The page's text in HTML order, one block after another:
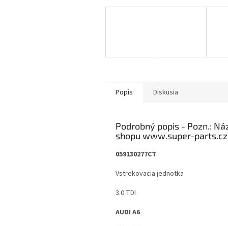
Popis Diskusia
Podrobný popis
059130277CT
Vstrekovacia jednotka
3.0 TDI
AUDI A6